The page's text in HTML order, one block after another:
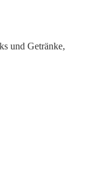
und Getränke,